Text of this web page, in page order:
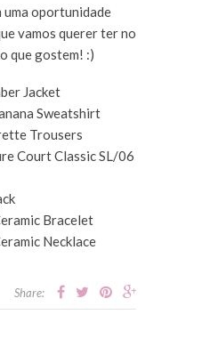
uma oportunidade
vamos querer ter no
que gostem! :)
Jacket
Sweatshirt
Trousers
Court Classic SL/06
Bracelet
Necklace
Share: